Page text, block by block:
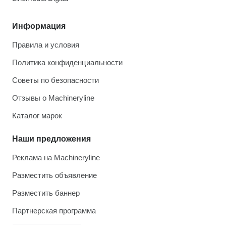
Информация
Правила и условия
Политика конфиденциальности
Советы по безопасности
Отзывы о Machineryline
Каталог марок
Наши предложения
Реклама на Machineryline
Разместить объявление
Разместить баннер
Партнерская программа